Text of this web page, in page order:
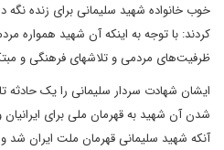
خوب خانواده شهید سلیمانی برای زنده نگه
کردند: با توجه به اینکه آن شهید همواره
ظرفیت‌های مردمی و تلاشهای فرهنگی و
ایشان شهادت سردار سلیمانی را یک حادثه
شدن آن شهید به قهرمان ملی برای
آنکه شهید سلیمانی قهرمان ملت ایران